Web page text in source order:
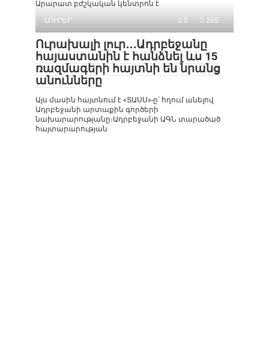
Արարատ բժշկական կենտրոն է
ԼՈՒՐԵՐ
0 265
Ուրախալի լուր․․․Ադրբեջանը
հայաստանին է հանձնել ևս 15
ռազմագերի հայտնի են նրանց
անունները
Այս մասին հայտնում է «ՏԱՍՍ»-ը՝ հղում անելով
Ադրբեջանի արտաքին գործերի
նախարարությանը։Ադրբեջանի ԱԳՆ տարածած
հայտարարության